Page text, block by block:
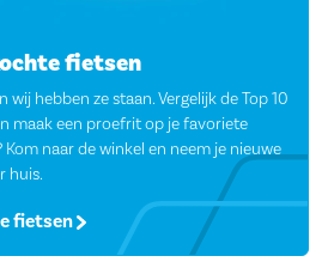
fietsen
wij hebben ze staan. Vergelijk de Top 10
maak een proefrit op je favoriete
naar de winkel en neem je nieuwe
huis.
fietsen